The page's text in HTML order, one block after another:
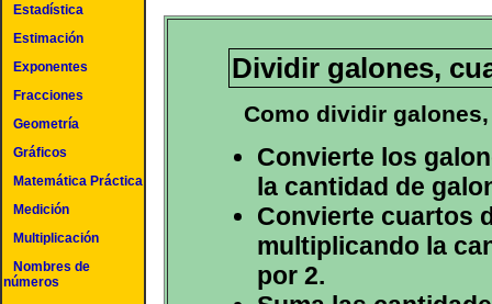
Estadística
Estimación
Exponentes
Fracciones
Geometría
Gráficos
Matemática Práctica
Medición
Multiplicación
Nombres de
números
Dividir galones,
Como dividir
Convierte los
la cantidad de
Convierte cuartos
multiplicando la
por 2.